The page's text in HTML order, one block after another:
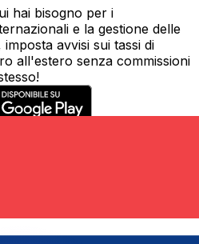
hai bisogno per i
e la gestione delle
avvisi sui tassi di
all'estero senza commissioni